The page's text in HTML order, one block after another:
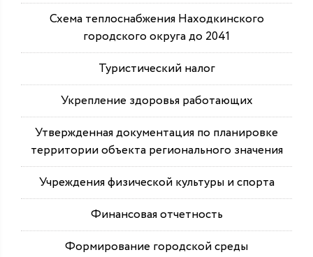
Схема теплоснабжения Находкинского
городского округа до 2041
Туристический налог
Укрепление здоровья работающих
Утвержденная документация по планировке
территории объекта регионального значения
Учреждения физической культуры и спорта
Финансовая отчетность
Формирование городской среды